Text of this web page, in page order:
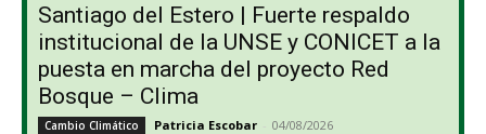
Santiago del Estero | Fuerte respaldo
institucional de la UNSE y CONICET a la
puesta en marcha del proyecto Red
Bosque – Clima
Cambio Climático Patricia Escobar - 04/08/2026